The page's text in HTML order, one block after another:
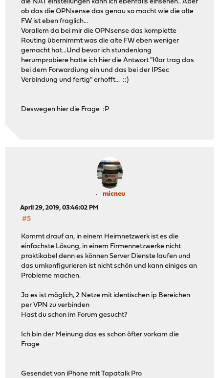
die NAT einstellungen kann ich ebenfalls einsehen.. Aber
ob das die OPNsense das genau so macht wie die alte
FW ist eben fraglich...
Vorallem da bei mir die OPNsense das komplette
Routing übernimmt was die alte FW eben weniger
gemacht hat...Und bevor ich stundenlang
herumprobiere hatte ich hier die Antwort "Klar trag das
bei dem Forwardiung ein und das bei der IPSec
Verbindung und fertig" erhofft... ::)
Deswegen hier die Frage :P
micneu
April 29, 2019, 03:46:02 PM
#5
Kommt drauf an, in einem Heimnetzwerk ist es die
einfachste Lösung, in einem Firmennetzwerke nicht
praktikabel denn es können Server Dienste laufen und
das umkonfigurieren ist nicht schön und kann einiges an
Probleme machen.
Ja es ist möglich, 2 Netze mit identischen ip Bereichen
per VPN zu verbinden
Hast du schon im Forum gesucht?
Ich bin der Meinung das es schon öfter vorkam die
Frage
Gesendet von iPhone mit Tapatalk Pro